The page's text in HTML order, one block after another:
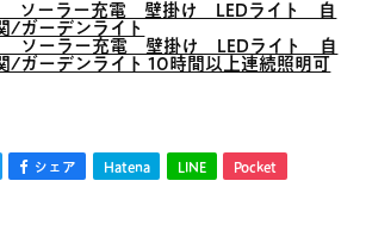
ソーラー充電 壁掛け LEDライト 自
ガーデンライト
ソーラー充電 壁掛け LEDライト 自
ーデンライト 10時間以上連続照明可
シェア Hatena LINE Pocket